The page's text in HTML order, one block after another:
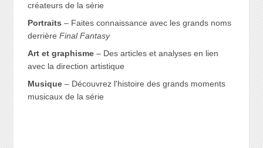
créateurs de la série
Portraits – Faites connaissance avec les grands noms
derrière Final Fantasy
Art et graphisme– Des articles et analyses en lien
avec la direction artistique
Musique– Découvrez l'histoire des grands moments
musicaux de la série